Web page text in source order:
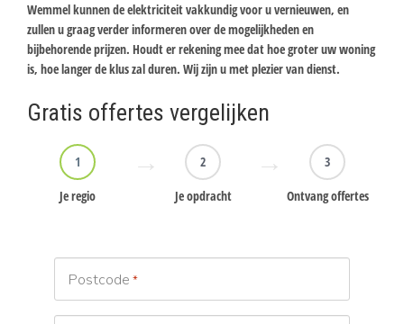
Wemmel kunnen de elektriciteit vakkundig voor u vernieuwen, en
zullen u graag verder informeren over de mogelijkheden en
bijbehorende prijzen. Houdt er rekening mee dat hoe groter uw woning
is, hoe langer de klus zal duren. Wij zijn u met plezier van dienst.
Gratis offertes vergelijken
1
Je regio
2
Je opdracht
3
Ontvang offertes
Postcode *